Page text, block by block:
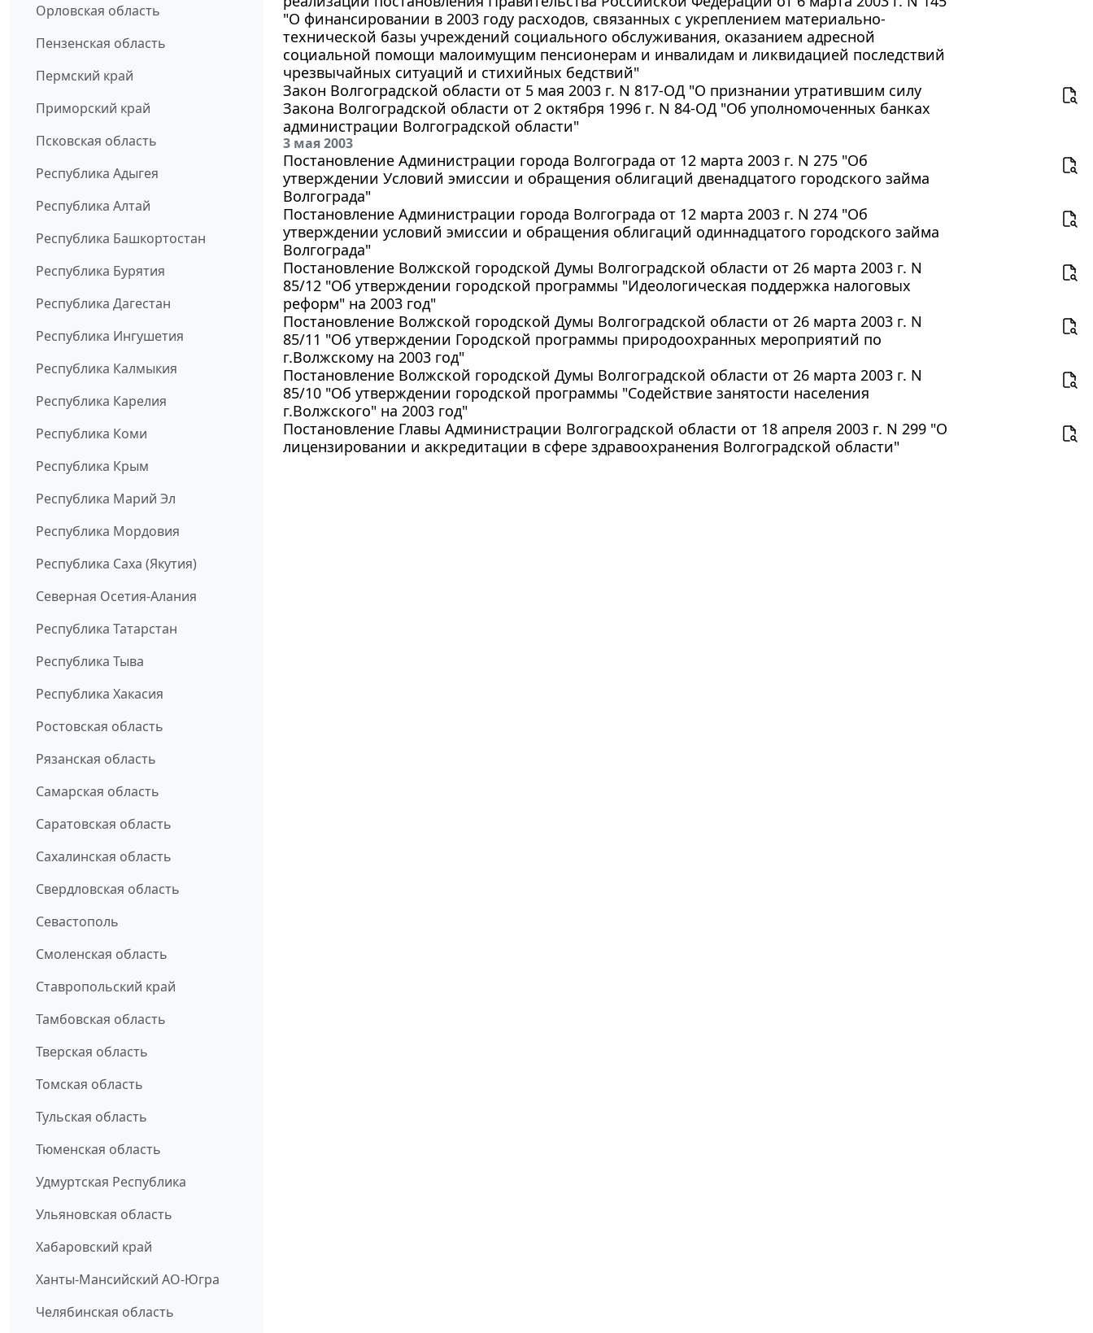
Орловская область
Пензенская область
Пермский край
Приморский край
Псковская область
Республика Адыгея
Республика Алтай
Республика Башкортостан
Республика Бурятия
Республика Дагестан
Республика Ингушетия
Республика Калмыкия
Республика Карелия
Республика Коми
Республика Крым
Республика Марий Эл
Республика Мордовия
Республика Саха (Якутия)
Северная Осетия-Алания
Республика Татарстан
Республика Тыва
Республика Хакасия
Ростовская область
Рязанская область
Самарская область
Саратовская область
Сахалинская область
Свердловская область
Севастополь
Смоленская область
Ставропольский край
Тамбовская область
Тверская область
Томская область
Тульская область
Тюменская область
Удмуртская Республика
Ульяновская область
Хабаровский край
Ханты-Мансийский АО-Югра
Челябинская область
"О финансировании в 2003 году расходов, связанных с укреплением материально-
технической базы учреждений социального обслуживания, оказанием адресной
социальной помощи малоимущим пенсионерам и инвалидам и ликвидацией последствий
чрезвычайных ситуаций и стихийных бедствий"
Закон Волгоградской области от 5 мая 2003 г. N 817-ОД "О признании утратившим силу
Закона Волгоградской области от 2 октября 1996 г. N 84-ОД "Об уполномоченных банках
администрации Волгоградской области"
3 мая 2003
Постановление Администрации города Волгограда от 12 марта 2003 г. N 275 "Об
утверждении Условий эмиссии и обращения облигаций двенадцатого городского займа
Волгограда"
Постановление Администрации города Волгограда от 12 марта 2003 г. N 274 "Об
утверждении условий эмиссии и обращения облигаций одиннадцатого городского займа
Волгограда"
Постановление Волжской городской Думы Волгоградской области от 26 марта 2003 г. N
85/12 "Об утверждении городской программы "Идеологическая поддержка налоговых
реформ" на 2003 год"
Постановление Волжской городской Думы Волгоградской области от 26 марта 2003 г. N
85/11 "Об утверждении Городской программы природоохранных мероприятий по
г.Волжскому на 2003 год"
Постановление Волжской городской Думы Волгоградской области от 26 марта 2003 г. N
85/10 "Об утверждении городской программы "Содействие занятости населения
г.Волжского" на 2003 год"
Постановление Главы Администрации Волгоградской области от 18 апреля 2003 г. N 299 "О
лицензировании и аккредитации в сфере здравоохранения Волгоградской области"